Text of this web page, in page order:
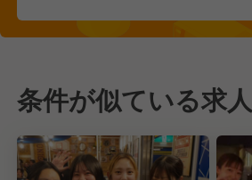
条件が似ている求人